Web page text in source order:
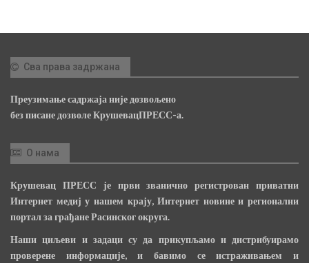
Сва права задржана
Преузимање садржаја није дозвољено
без писане дозволе КрушевацПРЕСС-а.
О нама
Крушевац ПРЕСС је први званично регистрован приватни
Интернет медиј у нашем крају, Интернет новине и регионални
портал за грађане Расинског округа.
Наши циљеви и задаци су да прикупљамо и дистрибуирамо
проверене информације, и бавимо се истраживањем и